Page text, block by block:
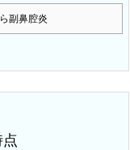
副鼻腔炎